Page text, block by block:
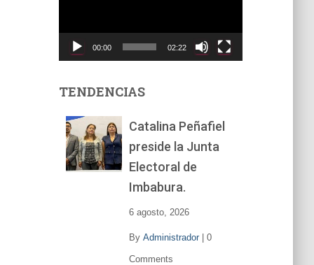
t
00:00 02:22
TENDENCIAS
Catalina Peñafiel
preside la Junta
Electoral de
Imbabura.
6 agosto, 2026
By Administrador| 0
Comments